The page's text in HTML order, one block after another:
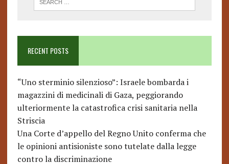
RECENT POSTS
“Uno sterminio silenzioso”: Israele bombarda i
magazzini di medicinali di Gaza, peggiorando
ulteriormente la catastrofica crisi sanitaria nella
Striscia
Una Corte d’appello del Regno Unito conferma che
le opinioni antisioniste sono tutelate dalla legge
contro la discriminazione